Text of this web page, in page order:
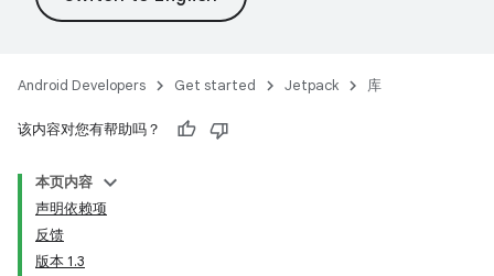
Android Developers Get started Jetpack 库
该内容对您有帮助吗？
本页内容
声明依赖项
反馈
版本 1.3